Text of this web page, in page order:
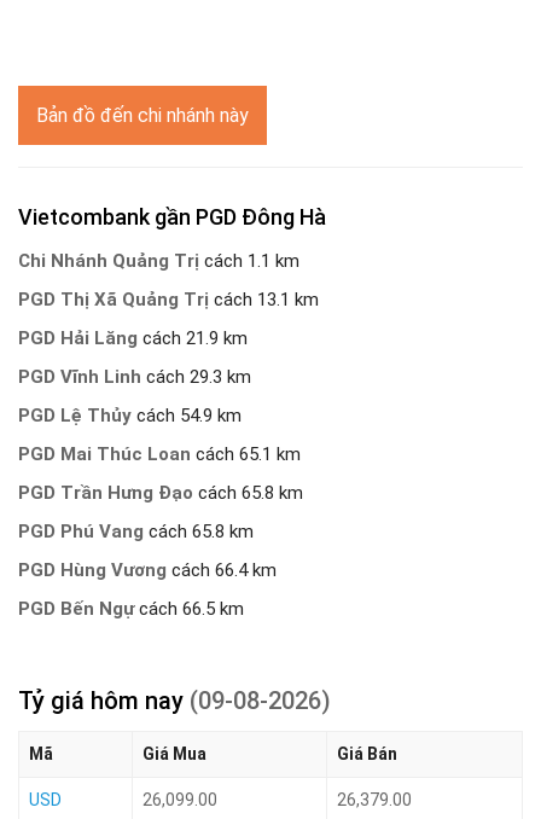
Bản đồ đến chi nhánh này
Vietcombank gần PGD Đông Hà
Chi Nhánh Quảng Trị cách 1.1 km
PGD Thị Xã Quảng Trị cách 13.1 km
PGD Hải Lăng cách 21.9 km
PGD Vĩnh Linh cách 29.3 km
PGD Lệ Thủy cách 54.9 km
PGD Mai Thúc Loan cách 65.1 km
PGD Trần Hưng Đạo cách 65.8 km
PGD Phú Vang cách 65.8 km
PGD Hùng Vương cách 66.4 km
PGD Bến Ngựcách 66.5 km
Tỷ giá hôm nay (09-08-2026)
Mã Giá Mua Giá Bán
USD 26,099.00 26,379.00